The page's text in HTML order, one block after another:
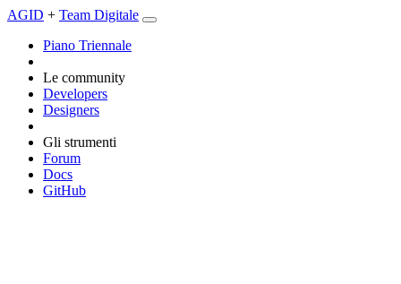
AGID + Team Digitale
Piano Triennale
Le community
Developers
Designers
Gli strumenti
Forum
Docs
GitHub